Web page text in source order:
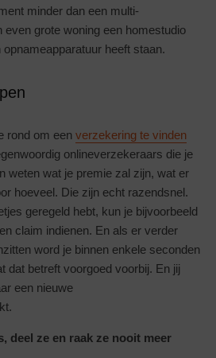
minder dan een multi-
even grote woning een homestudio
heeft staan.
rond om een verzekering te vinden
onlineverzekeraars die je
weten wat je premie zal zijn, wat er
hoeveel. Die zijn echt razendsnel.
geregeld hebt, kun je bijvoorbeeld
claim indienen. En als er verder
word je binnen enkele seconden
dat betreft voorgoed voorbij. En jij
een nieuwe
deel ze en raak ze nooit meer